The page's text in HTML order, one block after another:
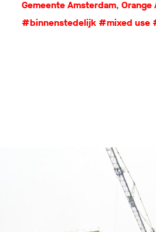
Gemeente Amsterdam,
#binnenstedelijk #mixed use